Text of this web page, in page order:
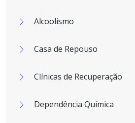
Alcoolismo
Casa de Repouso
Clínicas de Recuperação
Dependência Química